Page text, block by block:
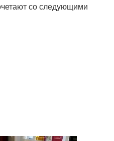
со следующими